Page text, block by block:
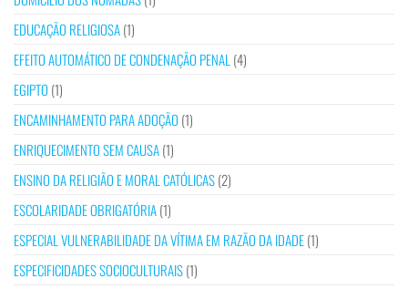
EDUCAÇÃO RELIGIOSA(1)
EFEITO AUTOMÁTICO DE CONDENAÇÃO PENAL (4)
EGIPTO (1)
ENCAMINHAMENTO PARA ADOÇÃO (1)
ENRIQUECIMENTO SEM CAUSA(1)
ENSINO DA RELIGIÃO E MORAL CATÓLICAS(2)
ESCOLARIDADE OBRIGATÓRIA(1)
ESPECIAL VULNERABILIDADE DA VÍTIMA EM RAZÃO DA IDADE(1)
ESPECIFICIDADES SOCIOCULTURAIS(1)